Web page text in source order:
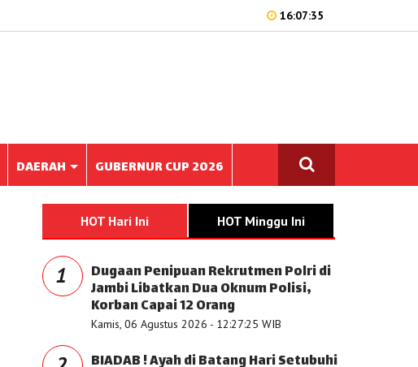
16:07:35
DAERAH GUBERNUR CUP 2026
HOT Hari Ini HOT Minggu Ini
1 Dugaan Penipuan Rekrutmen Polri di
Jambi Libatkan Dua Oknum Polisi,
Korban Capai 12 Orang
Kamis, 06 Agustus 2026 - 12:27:25 WIB
BIADAB ! Ayah di Batang Hari Setubuhi